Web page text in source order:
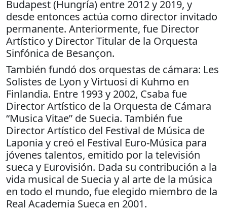
Budapest (Hungría) entre 2012 y 2019, y
desde entonces actúa como director invitado
permanente. Anteriormente, fue Director
Artístico y Director Titular de la Orquesta
Sinfónica de Besançon.
También fundó dos orquestas de cámara: Les
Solistes de Lyon y Virtuosi di Kuhmo en
Finlandia. Entre 1993 y 2002, Csaba fue
Director Artístico de la Orquesta de Cámara
“Musica Vitae” de Suecia. También fue
Director Artístico del Festival de Música de
Laponia y creó el Festival Euro-Música para
jóvenes talentos, emitido por la televisión
sueca y Eurovisión. Dada su contribución a la
vida musical de Suecia y al arte de la música
en todo el mundo, fue elegido miembro de la
Real Academia Sueca en 2001.